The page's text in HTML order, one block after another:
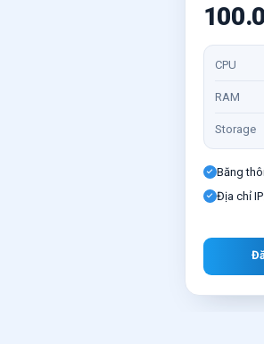
CPU
RAM
Storage
Băng
Địa chỉ